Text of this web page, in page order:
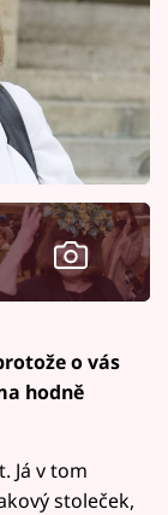
o vás
hodně
Já v tom
stoleček,